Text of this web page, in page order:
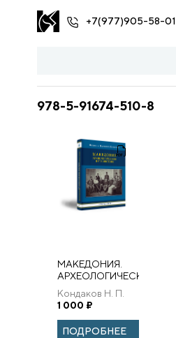
+7(977)905-58-01
978-5-91674-510-8
МАКЕДОНИЯ.
АРХЕОЛОГИЧЕСКОЕ
ПУТЕШЕСТВИЕ.
Кондаков Н. П.
1 000 ₽
ПОДРОБНЕЕ